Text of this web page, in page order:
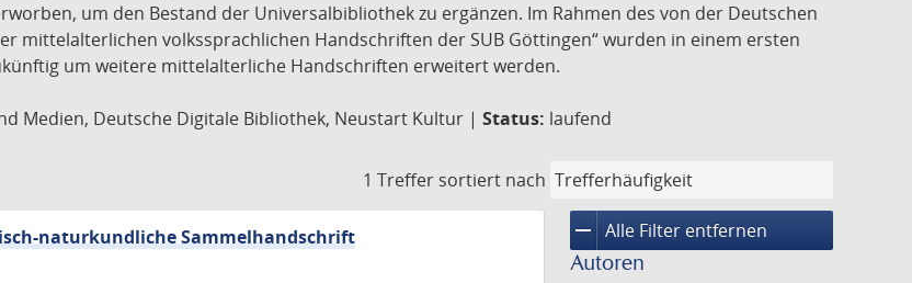
um den Bestand der Universalbibliothek zu ergänzen. Im Rahmen des von der Deutschen
mittelalterlichen volkssprachlichen Handschriften der SUB Göttingen“ wurden in einem ersten
um weitere mittelalterliche Handschriften erweitert werden.
Medien, Deutsche Digitale Bibliothek, Neustart Kultur | Status: laufend
1 Treffer sortiert nach
remove Alle Filter entfernen
Autoren
naturkundliche Sammelhandschrift